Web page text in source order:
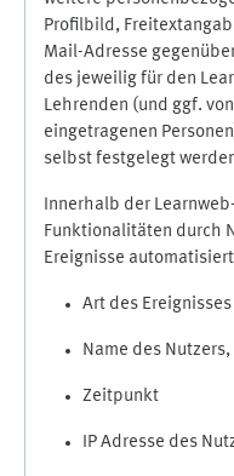
Profilbild,
Mail-Adresse
des jeweilig für den
Lehrenden (und ggf.
eingetragenen
selbst festgelegt
Innerhalb der
Funktionalitäten durch
Ereignisse
Art des Ereignisses
Name des
Zeitpunkt
IP Adresse des